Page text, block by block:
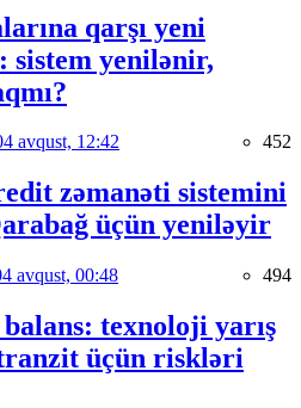
qarşı yeni
sistem yenilənir,
avqust, 12:42 452
zəmanəti sistemini
üçün yeniləyir
avqust, 00:48 494
texnoloji yarış
üçün riskləri